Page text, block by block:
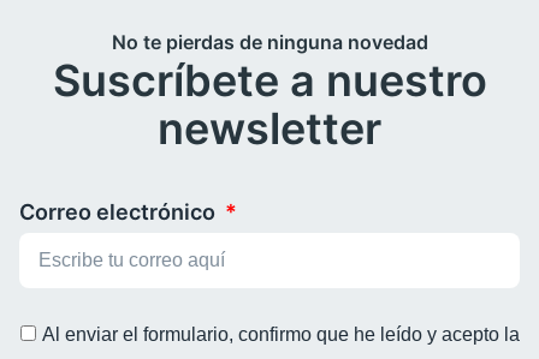
No te pierdas de ninguna novedad
Suscríbete a nuestro
newsletter
Correo electrónico
Al enviar el formulario, confirmo que he leído y acepto la